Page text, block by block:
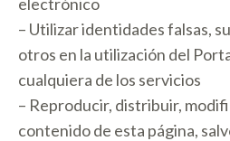
– Utilizar identidades falsas,
otros en la utilización del
cualquiera de los servicios
– Reproducir, distribuir,
contenido de esta página,